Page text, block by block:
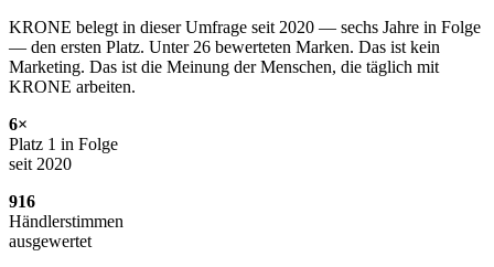
KRONE belegt in dieser Umfrage seit 2020 — sechs Jahre in Folge
— den ersten Platz. Unter 26 bewerteten Marken. Das ist kein
Marketing. Das ist die Meinung der Menschen, die täglich mit
KRONE arbeiten.
6×
Platz 1 in Folge
seit 2020
916
Händlerstimmen
ausgewertet